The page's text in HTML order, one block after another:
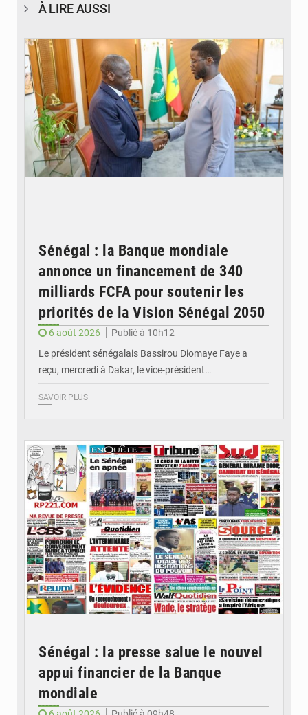
À LIRE AUSSI
Sénégal : la Banque mondiale
annonce un financement de 340
milliards FCFA pour soutenir les
priorités de la Vision Sénégal 2050
6 août 2026
Publié à 10h12
Le président sénégalais Bassirou Diomaye Faye a
reçu, mercredi à Dakar, le vice-président…
SAVOIR PLUS
Sénégal : la presse salue le nouvel
appui financier de la Banque
mondiale